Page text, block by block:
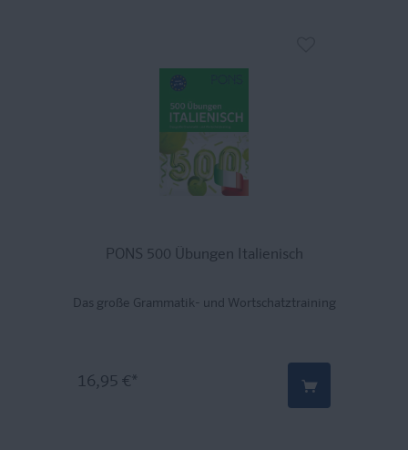
PONS 500 Übungen Italienisch
Das große Grammatik- und Wortschatztraining
16,95 €*